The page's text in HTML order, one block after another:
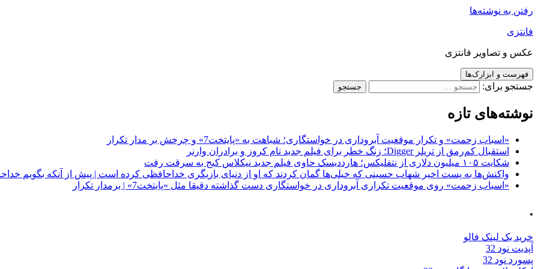
رفتن به نوشته‌ها
فانتزی
عکس و تصاویر فانتزی
فهرست و ابزارک‌ها
جستجو برای:
نوشته‌های تازه
«اسباب زحمت» و تکرار موقعیت آبروداری در خواستگاری؛ شباهت به «پایتخت7» و چرخش بر مدار تکرار
استقبال کم‌رمق از تریلر Digger؛ زنگ خطر برای فیلم جدید تام کروز و برادران وارنر
شکایت ۱۰۵ میلیون دلاری از نتفلیکس؛ هارددیسک حاوی فیلم جدید نیکلاس کیج به سرقت رفت
واکنش‌ها به پست اخیر شهاب حسینی که خیلی‌ها گمان کردند که او از دنیای بازیگری خداحافظی کرده است | پیش از آنکه بگویم
«اسباب زحمت» روی موقعیت تکراری آبروداری در خواستگاری دست گذاشته دقیقا مثل «پایتخت7» | برمدار تکرار
.
خرید بک لینک فالو
آپدیت نود 32
پسورد نود 32